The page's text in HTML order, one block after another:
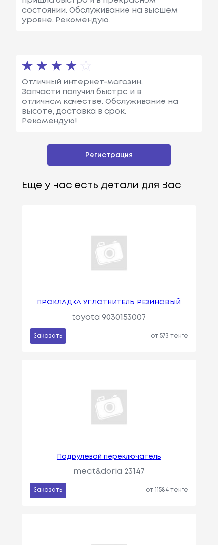
состоянии. Обслуживание на высшем
уровне. Рекомендую.
Отличный интернет-магазин.
Запчасти получил быстро и в
отличном качестве. Обслуживание на
высоте, доставка в срок.
Рекомендую!
Регистрация
Еще у нас есть детали для Вас:
ПРОКЛАДКА УПЛОТНИТЕЛЬ РЕЗИНОВЫЙ
toyota 9030153007
Заказать от 573 тенге
Подрулевой переключатель
meat&doria 23147
Заказать от 11584 тенге